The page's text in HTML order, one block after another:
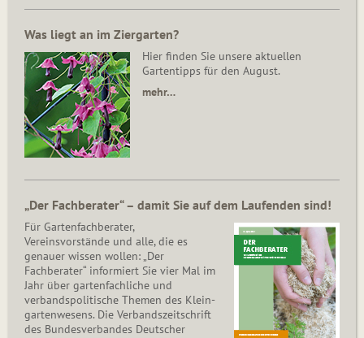
Was liegt an im Ziergarten?
Hier finden Sie unsere aktuellen
Gartentipps für den August.
mehr…
„Der Fachberater“ – damit Sie auf dem Laufenden sind!
Für Gartenfachberater,
Vereinsvorstände und alle, die es
genauer wissen wollen: „Der
Fachberater“ informiert Sie vier Mal im
Jahr über gartenfachliche und
verbandspolitische Themen des Klein­
gar­ten­wesens. Die Ver­bands­zeit­schrift
des Bun­des­ver­ban­des Deutscher